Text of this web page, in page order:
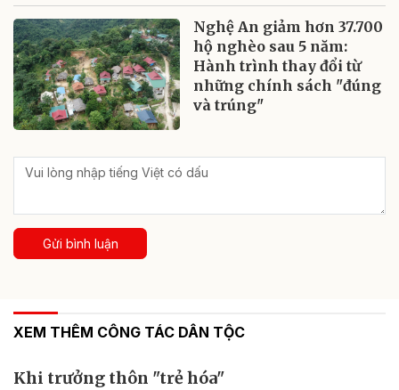
Nghệ An giảm hơn 37.700
hộ nghèo sau 5 năm:
Hành trình thay đổi từ
những chính sách "đúng
và trúng"
Gửi bình luận
XEM THÊM CÔNG TÁC DÂN TỘC
Khi trưởng thôn "trẻ hóa"